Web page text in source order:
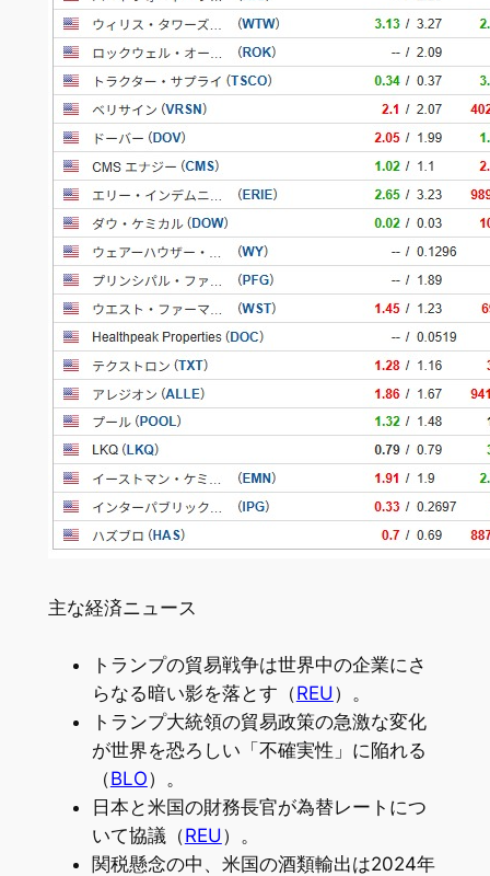
主な経済ニュース
トランプの貿易戦争は世界中の企業にさ
らなる暗い影を落とす（REU）。
トランプ大統領の貿易政策の急激な変化
が世界を恐ろしい「不確実性」に陥れる
（BLO）。
日本と米国の財務長官が為替レートにつ
いて協議（REU）。
関税懸念の中、米国の酒類輸出は2024年